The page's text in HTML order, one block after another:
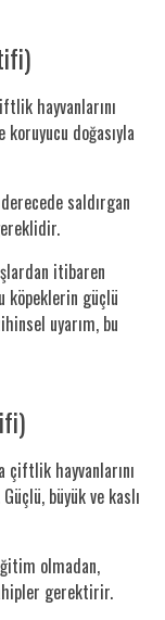
hayvanlarını
doğasıyla
saldırgan
itibaren
güçlü
uyarım, bu
çiftlik hayvanlarını
büyük ve kaslı
olmadan,
gerektirir.